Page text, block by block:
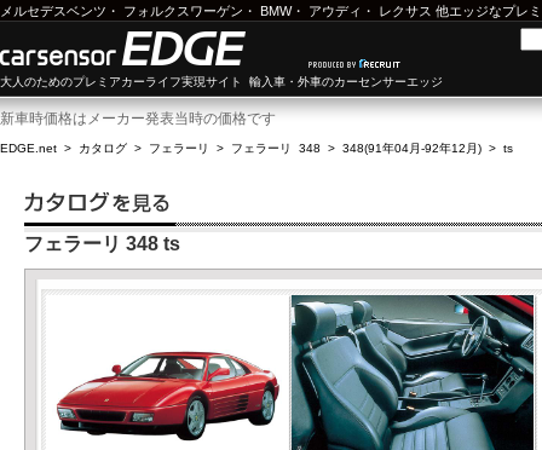
メルセデスベンツ ・ フォルクスワーゲン ・ BMW・ アウディ ・ レクサス 他エッジなプレ
大人のためのプレミアカーライフ実現サイト 輸入車・外車のカーセンサーエッジ
新車時価格はメーカー発表当時の価格です
EDGE.net > カタログ > フェラーリ > フェラーリ 348 > 348(91年04月-92年12月) > ts
フェラーリ 348 ts